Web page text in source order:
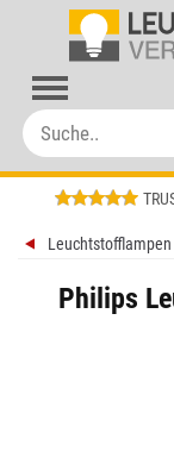
Leuchtstofflampen
Philips